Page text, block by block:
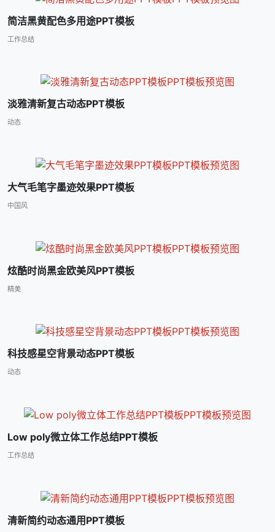
简洁黑黄配色多用途PPT模板
工作总结
淡雅清新复古动态PPT模板
动态
大气毛笔字墨迹效果PPT模板
中国风
炫酷时尚黑金欧美风PPT模板
精美
科技感星空背景动态PPT模板
动态
Low poly微立体工作总结PPT模板
工作总结
清新简约动态通用PPT模板